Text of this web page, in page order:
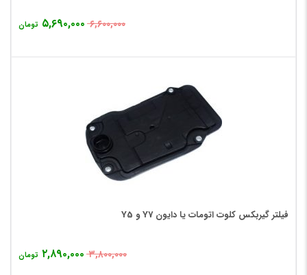
۶,۶۰۰,۰۰۰ ۵,۶۹۰,۰۰۰ تومان
فیلتر گیربکس کلوت اتومات یا دایون Y7 و Y5
۳,۸۰۰,۰۰۰ ۲,۸۹۰,۰۰۰ تومان